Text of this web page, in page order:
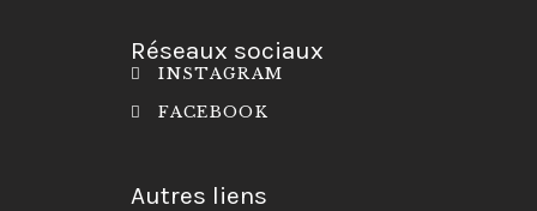
Réseaux sociaux
INSTAGRAM
FACEBOOK
Autres liens